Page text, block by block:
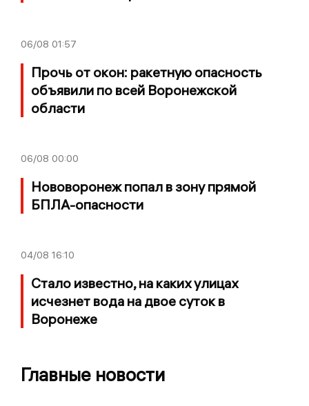
06/08 01:57
Прочь от окон: ракетную опасность
объявили по всей Воронежской
области
06/08 00:00
Нововоронеж попал в зону прямой
БПЛА-опасности
04/08 16:10
Стало известно, на каких улицах
исчезнет вода на двое суток в
Воронеже
Главные новости